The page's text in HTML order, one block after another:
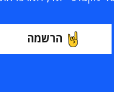
הרשמה